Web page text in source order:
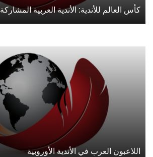
كأس العالم للأندية: الأندية العربية المشاركة
اللاعبون العرب في الأندية الأوروبية